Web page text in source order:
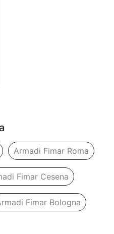
Armadi Fimar Roma
Fimar Cesena
Fimar Bologna